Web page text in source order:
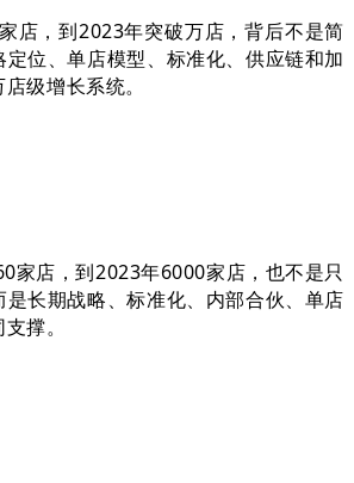
店，到2023年突破万店，背后不是简
位、单店模型、标准化、供应链和加
级增长系统。
家店，到2023年6000家店，也不是只
长期战略、标准化、内部合伙、单店
撑。